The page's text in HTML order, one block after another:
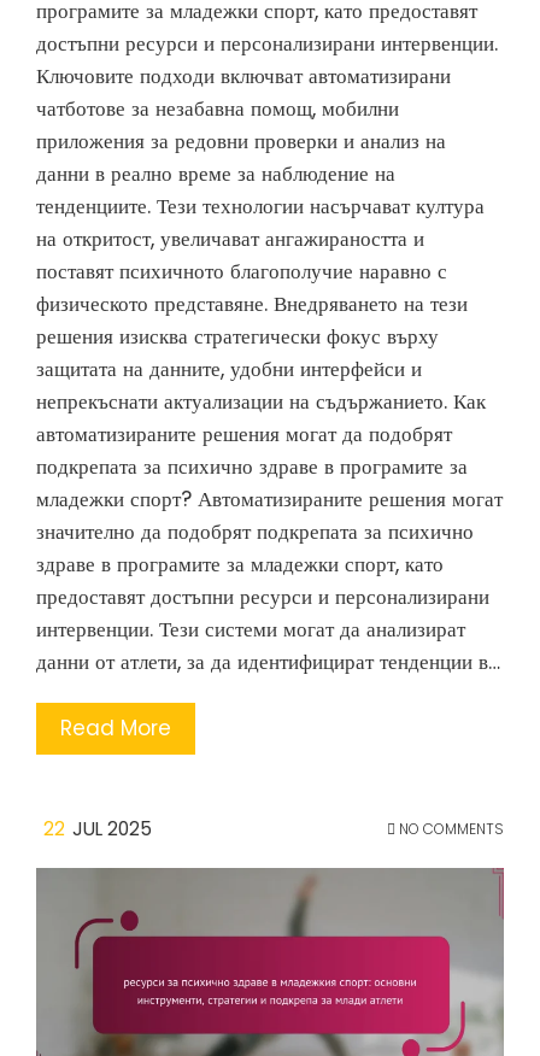
програмите за младежки спорт, като предоставят
достъпни ресурси и персонализирани интервенции.
Ключовите подходи включват автоматизирани
чатботове за незабавна помощ, мобилни
приложения за редовни проверки и анализ на
данни в реално време за наблюдение на
тенденциите. Тези технологии насърчават култура
на откритост, увеличават ангажираността и
поставят психичното благополучие наравно с
физическото представяне. Внедряването на тези
решения изисква стратегически фокус върху
защитата на данните, удобни интерфейси и
непрекъснати актуализации на съдържанието. Как
автоматизираните решения могат да подобрят
подкрепата за психично здраве в програмите за
младежки спорт? Автоматизираните решения могат
значително да подобрят подкрепата за психично
здраве в програмите за младежки спорт, като
предоставят достъпни ресурси и персонализирани
интервенции. Тези системи могат да анализират
данни от атлети, за да идентифицират тенденции в…
Read More
22 JUL 2025 NO COMMENTS